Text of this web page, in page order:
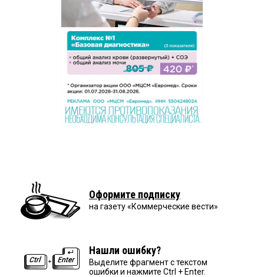
Оформите подписку
на газету «Коммерческие вести»
Нашли ошибку?
Выделите фрагмент с текстом
ошибки и нажмите Ctrl + Enter.